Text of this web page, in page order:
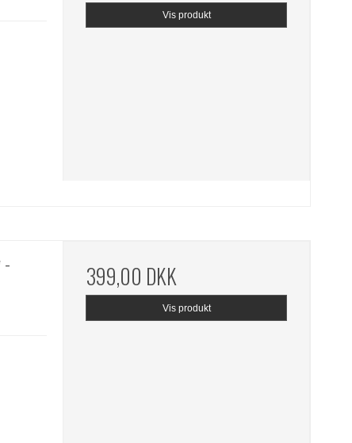
Vis produkt
-
399,00 DKK
Vis produkt